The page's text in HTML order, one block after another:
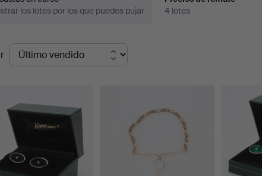
los lotes por los que puedes pujar
4 lotes